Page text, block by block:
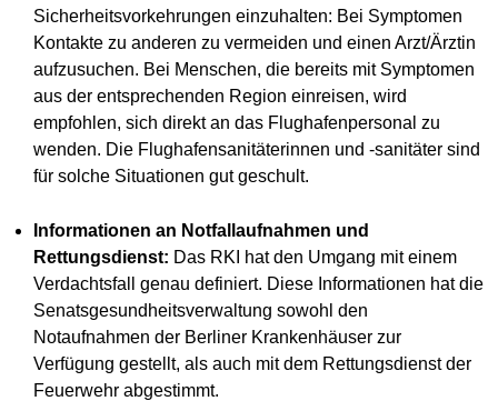
Sicherheitsvorkehrungen einzuhalten: Bei Symptomen
Kontakte zu anderen zu vermeiden und einen Arzt/Ärztin
aufzusuchen. Bei Menschen, die bereits mit Symptomen
aus der entsprechenden Region einreisen, wird
empfohlen, sich direkt an das Flughafenpersonal zu
wenden. Die Flughafensanitäterinnen und -sanitäter sind
für solche Situationen gut geschult.
Informationen an Notfallaufnahmen und
Rettungsdienst: Das RKI hat den Umgang mit einem
Verdachtsfall genau definiert. Diese Informationen hat die
Senatsgesundheitsverwaltung sowohl den
Notaufnahmen der Berliner Krankenhäuser zur
Verfügung gestellt, als auch mit dem Rettungsdienst der
Feuerwehr abgestimmt.